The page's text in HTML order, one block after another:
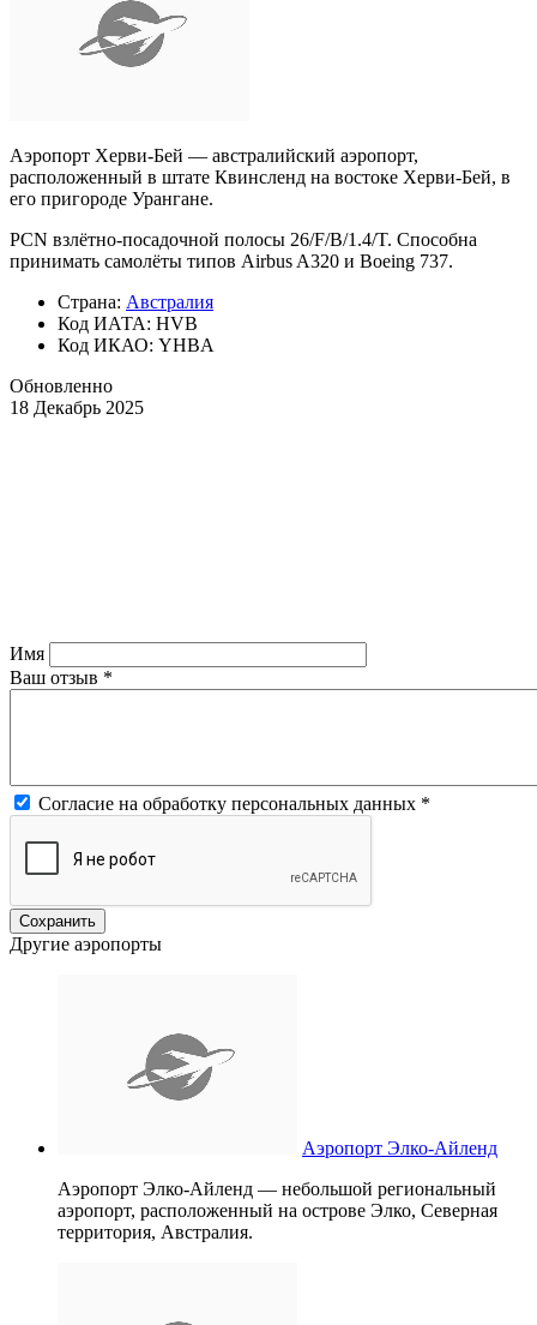
Аэропорт Херви-Бей — австралийский аэропорт,
расположенный в штате Квинсленд на востоке Херви-Бей, в
его пригороде Урангане.
PCN взлётно-посадочной полосы 26/F/B/1.4/T. Способна
принимать самолёты типов Airbus A320 и Boeing 737.
Страна: Австралия
Код ИАТА: HVB
Код ИКАО: YHBA
Обновленно
18 Декабрь 2025
Имя
Ваш отзыв *
Согласие на обработку персональных данных *
Другие аэропорты
Аэропорт Элко-Айленд
Аэропорт Элко-Айленд — небольшой региональный
аэропорт, расположенный на острове Элко, Северная
территория, Австралия.